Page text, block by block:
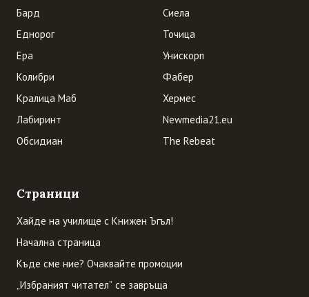
Бард
Еднорог
Ера
Колибри
Кралица Маб
Лабиринт
Обсидиан
Сиела
Точица
Унискорп
Фабер
Хермес
Newmedia21.eu
The Rebeat
Страници
Хайде на училище с Книжен Ъгъл!
Начална страница
Къде сме ние? Очаквайте промоции
„Избраният читател” се завръща